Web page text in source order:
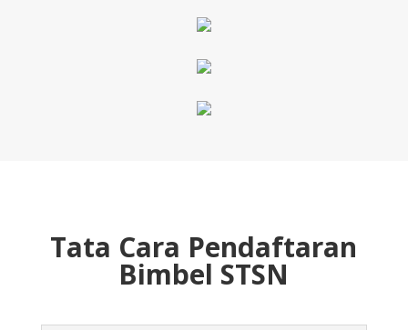
Tata Cara Pendaftaran
Bimbel STSN